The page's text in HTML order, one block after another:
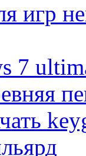
игр
7